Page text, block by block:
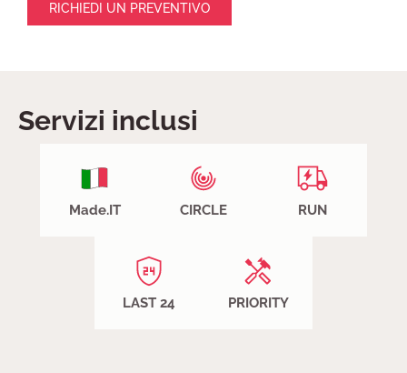
RICHIEDI UN PREVENTIVO
Servizi inclusi
Made.IT CIRCLE RUN
LAST 24 PRIORITY